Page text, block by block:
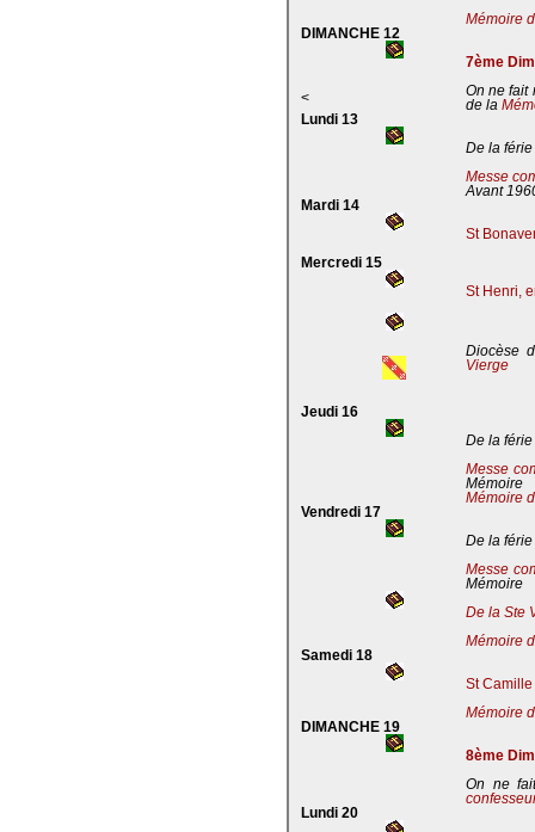
Mémoire
DIMANCHE 12
7ème
<
On ne fait
de la
Lundi 13
De la férie
Messe
Avant
Mardi 14
St
Mercredi 15
St Henri,
Diocèse
Vierge
Jeudi 16
De la férie
Messe
Mémoire
Mémoire
Vendredi 17
De la férie
Messe
Mémoire
De la Ste
Mémoire
Samedi 18
St
Mémoire
DIMANCHE 19
8ème
On ne
Lundi 20